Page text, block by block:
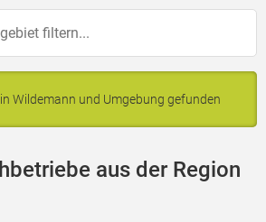
Wildemann und Umgebung gefunden
aus der Region